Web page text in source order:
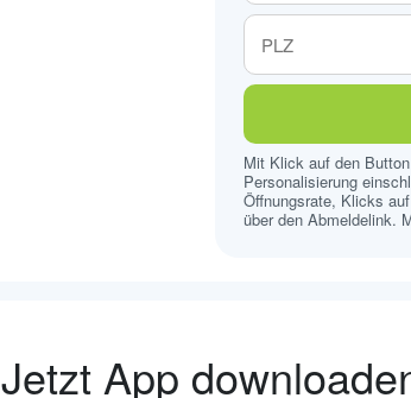
Mit Klick auf den
Personalisierung
Öffnungsrate, Klicks
über den Abmeldelink.
Jetzt App